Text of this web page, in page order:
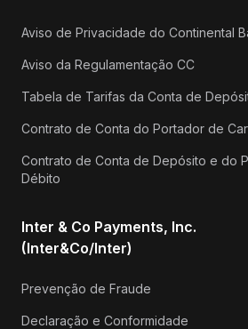
Aviso de Privacidade do Continental
Aviso da Regulamentação CC
Tabela de Tarifas da Conta de
Contrato de Conta do Portador de
Contrato de Conta de Depósito e do
Débito
Inter & Co Payments, Inc.
(Inter&Co/Inter)
Prevenção de Fraude
Declaração e Conformidade